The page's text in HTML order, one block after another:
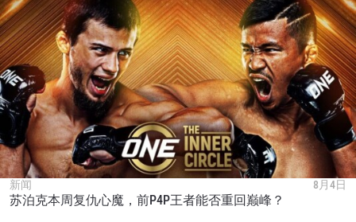
新闻 8月4日
苏泊克本周复仇心魔，前P4P王者能否重回巅峰？